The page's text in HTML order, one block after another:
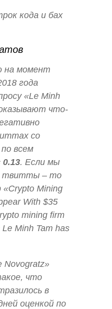
кода и бах
на момент
года
«Le Minh
что-
со
всем
0.13. Если мы
твитты – то
«Crypto Mining
With $35
mining firm
Le Minh Tam has
что
в
оценкой по